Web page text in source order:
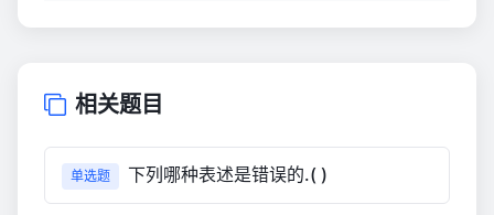
相关题目
单选题 下列哪种表述是错误的.( )